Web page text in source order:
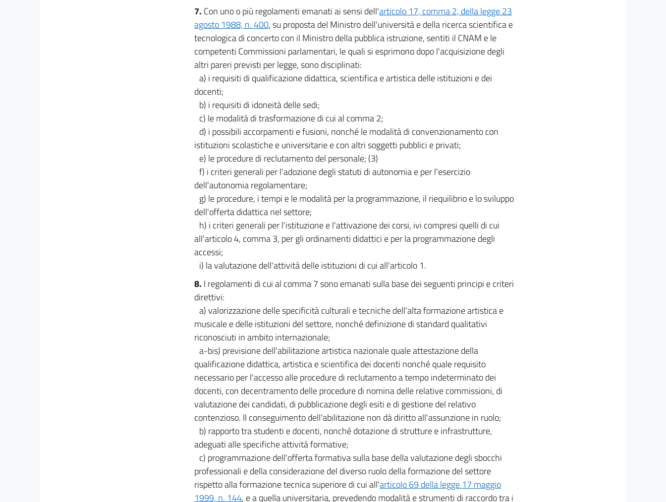
7. Con uno o più regolamenti emanati ai sensi dell'articolo 17, comma 2, della legge 23
agosto 1988, n. 400, su proposta del Ministro dell'università e della ricerca scientifica e
tecnologica di concerto con il Ministro della pubblica istruzione, sentiti il CNAM e le
competenti Commissioni parlamentari, le quali si esprimono dopo l'acquisizione degli
altri pareri previsti per legge, sono disciplinati:
a) i requisiti di qualificazione didattica, scientifica e artistica delle istituzioni e dei
docenti;
b) i requisiti di idoneità delle sedi;
c) le modalità di trasformazione di cui al comma 2;
d) i possibili accorpamenti e fusioni, nonché le modalità di convenzionamento con
istituzioni scolastiche e universitarie e con altri soggetti pubblici e privati;
e) le procedure di reclutamento del personale; (3)
f) i criteri generali per l'adozione degli statuti di autonomia e per l'esercizio
dell'autonomia regolamentare;
g) le procedure, i tempi e le modalità per la programmazione, il riequilibrio e lo sviluppo
dell'offerta didattica nel settore;
h) i criteri generali per l'istituzione e l'attivazione dei corsi, ivi compresi quelli di cui
all'articolo 4, comma 3, per gli ordinamenti didattici e per la programmazione degli
accessi;
i) la valutazione dell'attività delle istituzioni di cui all'articolo 1.
8. I regolamenti di cui al comma 7 sono emanati sulla base dei seguenti principi e criteri
direttivi:
a) valorizzazione delle specificità culturali e tecniche dell'alta formazione artistica e
musicale e delle istituzioni del settore, nonché definizione di standard qualitativi
riconosciuti in ambito internazionale;
a-bis) previsione dell'abilitazione artistica nazionale quale attestazione della
qualificazione didattica, artistica e scientifica dei docenti nonché quale requisito
necessario per l'accesso alle procedure di reclutamento a tempo indeterminato dei
docenti, con decentramento delle procedure di nomina delle relative commissioni, di
valutazione dei candidati, di pubblicazione degli esiti e di gestione del relativo
contenzioso. Il conseguimento dell'abilitazione non dà diritto all'assunzione in ruolo;
b) rapporto tra studenti e docenti, nonché dotazione di strutture e infrastrutture,
adeguati alle specifiche attività formative;
c) programmazione dell'offerta formativa sulla base della valutazione degli sbocchi
professionali e della considerazione del diverso ruolo della formazione del settore
rispetto alla formazione tecnica superiore di cui all'articolo 69 della legge 17 maggio
1999, n. 144, e a quella universitaria, prevedendo modalità e strumenti di raccordo tra i